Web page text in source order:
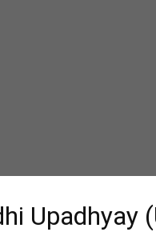
Upadhyay